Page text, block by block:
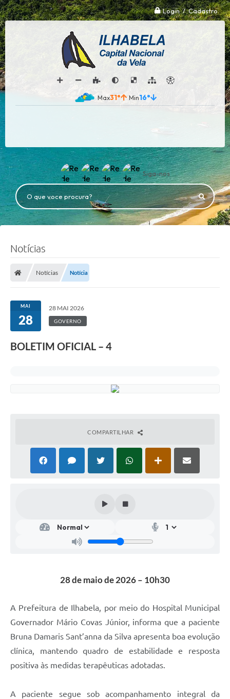
Login / Cadastro
31° 16°
Siga-nos
O que voce procura?
Notícias
Notícias Notícia
MAI
28
28 MAI 2026
GOVERNO
BOLETIM OFICIAL – 4
COMPARTILHAR
28 de maio de 2026 – 10h30
A Prefeitura de Ilhabela, por meio do Hospital Municipal
Governador Mário Covas Júnior, informa que a paciente
Bruna Damaris Sant’anna da Silva apresenta boa evolução
clínica, mantendo quadro de estabilidade e resposta
positiva às medidas terapêuticas adotadas.
A paciente segue sob acompanhamento integral da